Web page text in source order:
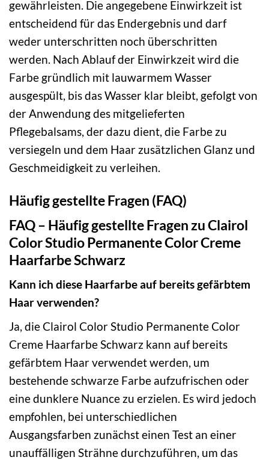
gewährleisten. Die angegebene Einwirkzeit ist
entscheidend für das Endergebnis und darf
weder unterschritten noch überschritten
werden. Nach Ablauf der Einwirkzeit wird die
Farbe gründlich mit lauwarmem Wasser
ausgespült, bis das Wasser klar bleibt, gefolgt von
der Anwendung des mitgelieferten
Pflegebalsams, der dazu dient, die Farbe zu
versiegeln und dem Haar zusätzlichen Glanz und
Geschmeidigkeit zu verleihen.
Häufig gestellte Fragen (FAQ)
FAQ – Häufig gestellte Fragen zu Clairol
Color Studio Permanente Color Creme
Haarfarbe Schwarz
Kann ich diese Haarfarbe auf bereits gefärbtem
Haar verwenden?
Ja, die Clairol Color Studio Permanente Color
Creme Haarfarbe Schwarz kann auf bereits
gefärbtem Haar verwendet werden, um
bestehende schwarze Farbe aufzufrischen oder
eine dunklere Nuance zu erzielen. Es wird jedoch
empfohlen, bei unterschiedlichen
Ausgangsfarben zunächst einen Test an einer
unauffälligen Strähne durchzuführen, um das